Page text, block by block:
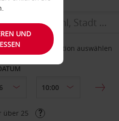
Rückgabestation auswählen
über 25
UND